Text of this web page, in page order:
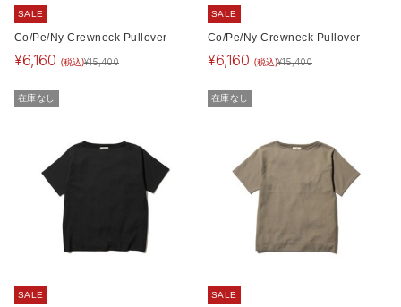
SALE
Co/Pe/Ny Crewneck Pullover
¥6,160 (税込)¥15,400
SALE
Co/Pe/Ny Crewneck Pullover
¥6,160 (税込)¥15,400
在庫なし
SALE
在庫なし
SALE